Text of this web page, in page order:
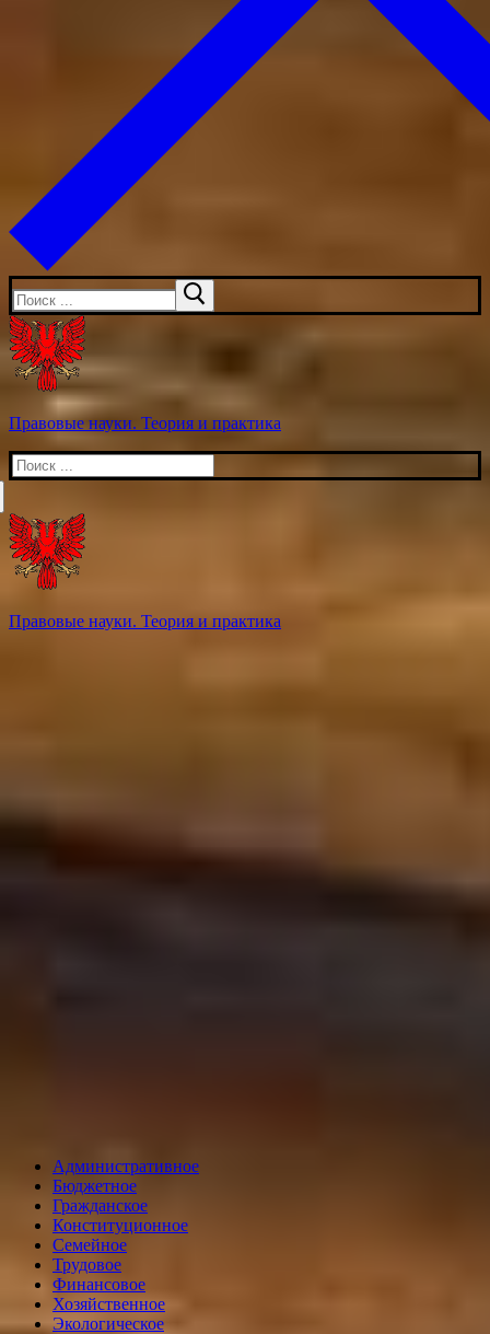
Искать:
Правовые науки. Теория и практика
Искать:
Правовые науки. Теория и практика
Административное
Бюджетное
Гражданское
Конституционное
Семейное
Трудовое
Финансовое
Хозяйственное
Экологическое